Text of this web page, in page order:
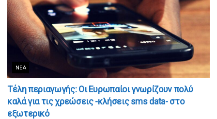
ΝΈΑ
Tέλη περιαγωγής: Οι Ευρωπαίοι γνωρίζουν πολύ
καλά για τις χρεώσεις -κλήσεις sms data- στο
εξωτερικό